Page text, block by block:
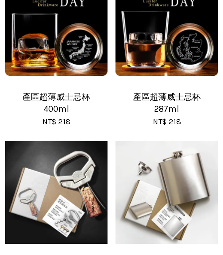
黑貓(包裹90cm以下) - 運費 170 元
• 黑貓(包裹91~120cm) - 運費 210 元
•黑貓(包裹121~150cm以下) - 運費 250 元
產區超薄威士忌杯
400ml
NT$ 218
產區超薄威士忌杯
287ml
NT$ 218